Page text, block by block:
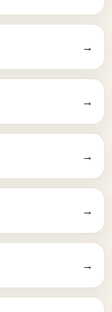
→
→
→
→
→